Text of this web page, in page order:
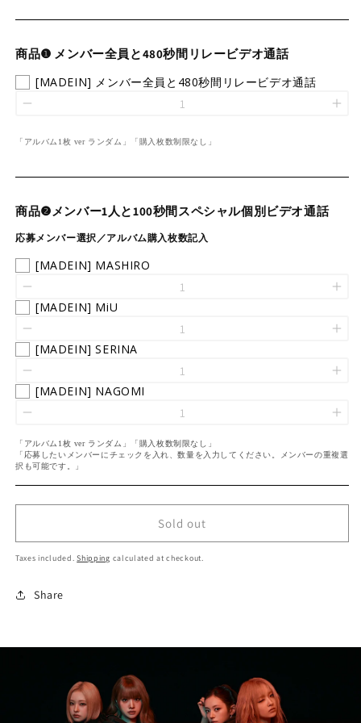
商品❶ メンバー全員と480秒間リレービデオ通話
[MADEIN] メンバー全員と480秒間リレービデオ通話
「アルバム1枚 ver ランダム」「購入枚数制限なし」
商品❷メンバー1人と100秒間スペシャル個別ビデオ通話
応募メンバー選択／アルバム購入枚数記入
[MADEIN] MASHIRO
[MADEIN] MiU
[MADEIN] SERINA
[MADEIN] NAGOMI
「アルバム1枚 ver ランダム」「購入枚数制限なし」
「応募したいメンバーにチェックを入れ、数量を入力してください。メンバーの重複選
択も可能です。」
Sold out
Taxes included.Shipping calculated at checkout.
Share